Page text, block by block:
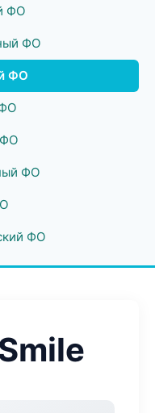
ФО
ФО
ФО
ФО
ФО
ФО